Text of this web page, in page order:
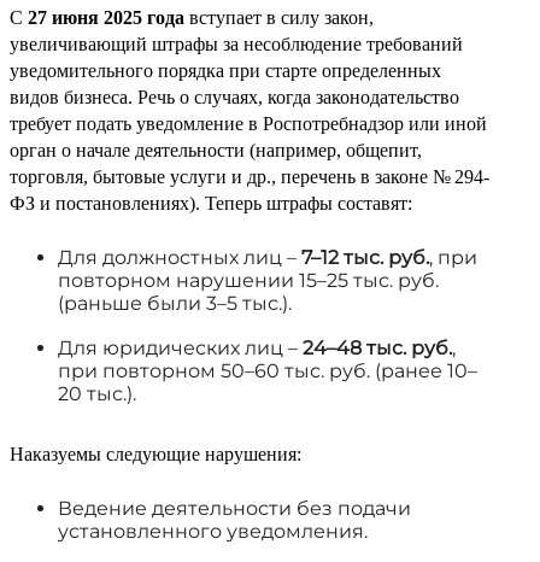
С 27 июня 2025 года вступает в силу закон,
увеличивающий штрафы за несоблюдение требований
уведомительного порядка при старте определенных
видов бизнеса. Речь о случаях, когда законодательство
требует подать уведомление в Роспотребнадзор или иной
орган о начале деятельности (например, общепит,
торговля, бытовые услуги и др., перечень в законе № 294-
ФЗ и постановлениях). Теперь штрафы составят:
Для должностных лиц – 7–12 тыс. руб., при
повторном нарушении 15–25 тыс. руб.
(раньше были 3–5 тыс.).
Для юридических лиц – 24–48 тыс. руб.,
при повторном 50–60 тыс. руб. (ранее 10–
20 тыс.).
Наказуемы следующие нарушения:
Ведение деятельности без подачи
установленного уведомления.